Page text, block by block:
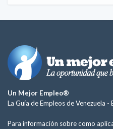
Un Mejor Empleo®
La Guía de Empleos de Venezuela -
Para información sobre como